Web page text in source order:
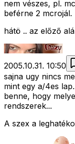
nem vészes, pl.
beférne 2 mcrojál.
hátö .. az előző
2005.10.31. 10:50
sajna ugy nincs
mint egy a/4es
benne, hogy
rendszerek...
A szex a